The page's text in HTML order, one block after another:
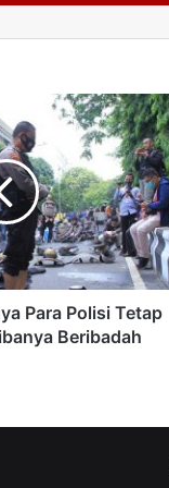
Para Polisi Tetap
Beribadah